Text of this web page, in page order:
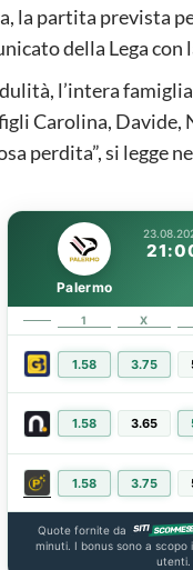
la partita prevista
della Lega con
l’intera
Carolina, Davide,
perdita”, si legge
Palermo
1 X
1.58 3.75
1.58 3.65
1.58 3.75
Quote fornite da
minuti. I bonus sono a
utenti.